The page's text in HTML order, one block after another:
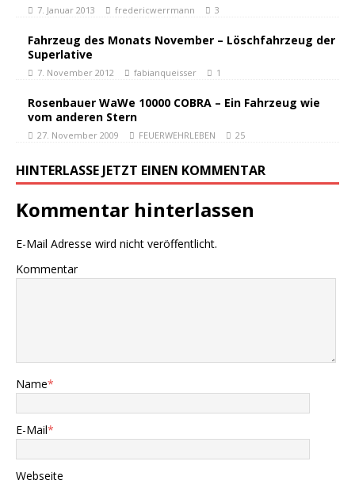
7. Januar 2013 fredericwerrmann 3
Fahrzeug des Monats November – Löschfahrzeug der
Superlative
7. November 2012 fabianqueisser 1
Rosenbauer WaWe 10000 COBRA – Ein Fahrzeug wie
vom anderen Stern
27. November 2009 FEUERWEHRLEBEN 25
HINTERLASSE JETZT EINEN KOMMENTAR
Kommentar hinterlassen
E-Mail Adresse wird nicht veröffentlicht.
Kommentar
Name*
E-Mail*
Webseite